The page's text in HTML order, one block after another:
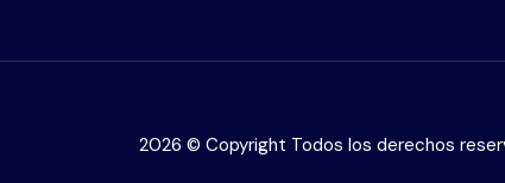
2026 © Copyright Todos los derechos